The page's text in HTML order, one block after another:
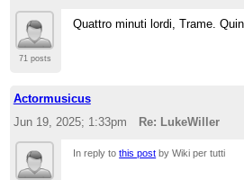
71 posts
Quattro minuti lordi, Trame.
Actormusicus
Jun 19, 2025; 1:33pm
Re: LukeWiller
In reply tothis post by Wiki per tutti